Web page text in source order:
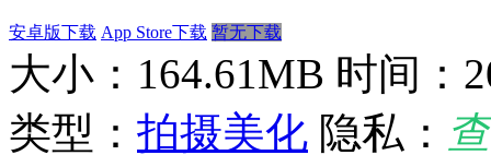
安卓版下载 App Store下载 暂无下载
大小：164.61MB 时间：
类型： 拍摄美化 隐私：